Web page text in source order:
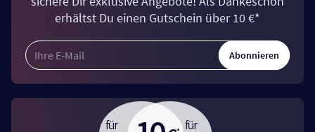
erhältst Du einen Gutschein über 10 €*
Abonnieren